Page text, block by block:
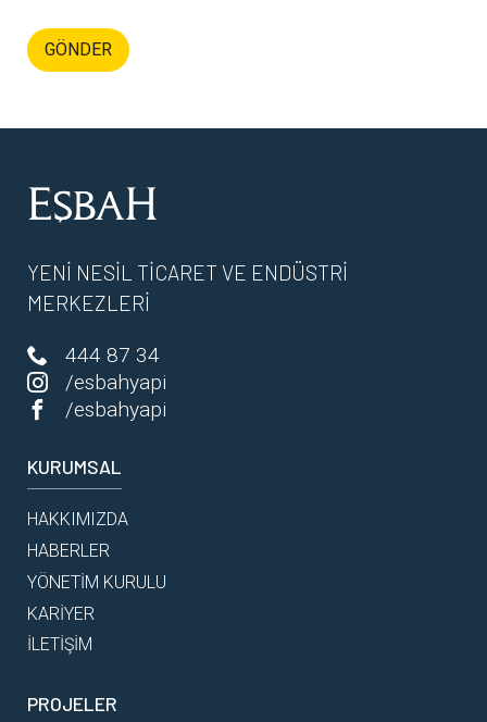
GÖNDER
YENİ NESİL TİCARET VE ENDÜSTRİ
MERKEZLERİ
444 87 34
/esbahyapi
/esbahyapi
KURUMSAL
HAKKIMIZDA
HABERLER
YÖNETİM KURULU
KARİYER
İLETİŞİM
PROJELER